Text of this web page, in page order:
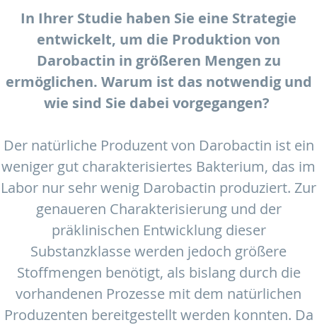
In Ihrer Studie haben Sie eine Strategie
entwickelt, um die Produktion von
Darobactin in größeren Mengen zu
ermöglichen. Warum ist das notwendig und
wie sind Sie dabei vorgegangen?
Der natürliche Produzent von Darobactin ist ein
weniger gut charakterisiertes Bakterium, das im
Labor nur sehr wenig Darobactin produziert. Zur
genaueren Charakterisierung und der
präklinischen Entwicklung dieser
Substanzklasse werden jedoch größere
Stoffmengen benötigt, als bislang durch die
vorhandenen Prozesse mit dem natürlichen
Produzenten bereitgestellt werden konnten. Da